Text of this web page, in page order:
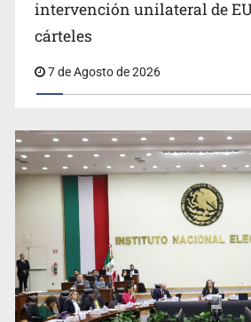
Desapariciones en Jalisco, con
intervención unilateral de
cárteles
7 de Agosto de 2026